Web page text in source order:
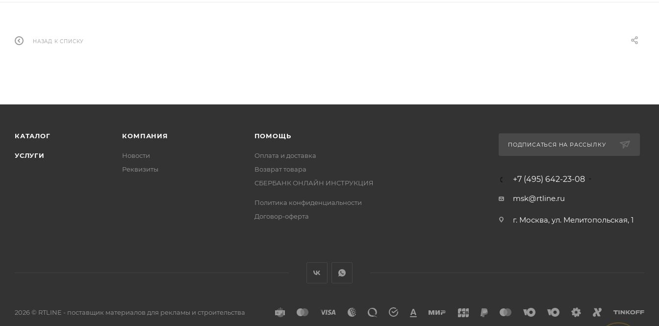
НАЗАД К СПИСКУ
КАТАЛОГ
УСЛУГИ
КОМПАНИЯ
Новости
Реквизиты
ПОМОЩЬ
Оплата и доставка
Возврат товара
СБЕРБАНК ОНЛАЙН ИНСТРУКЦИЯ
Политика конфиденциальности
Договор-оферта
ПОДПИСАТЬСЯ НА РАССЫЛКУ
+7 (495) 642-23-08
msk@rtline.ru
г. Москва, ул. Мелитопольская, 1
2026 © RTLINE - поставщик материалов для рекламы и строительства